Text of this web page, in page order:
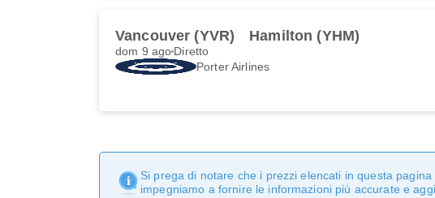
Vancouver (YVR) Hamilton (YHM)
dom 9 ago Diretto
Porter Airlines
Si prega di notare che i prezzi elencati in questa
impegniamo a fornire le informazioni più accurate e